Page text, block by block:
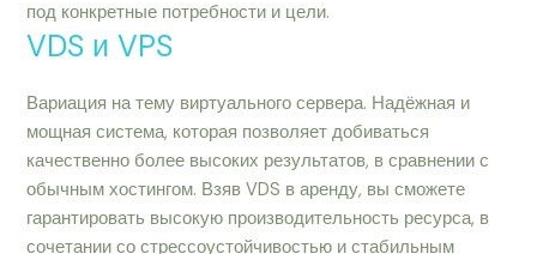
под конкретные потребности и цели.
VDS и VPS
Вариация на тему виртуального сервера. Надёжная и
мощная система, которая позволяет добиваться
качественно более высоких результатов, в сравнении с
обычным хостингом. Взяв VDS в аренду, вы сможете
гарантировать высокую производительность ресурса, в
сочетании со стрессоустойчивостью и стабильным